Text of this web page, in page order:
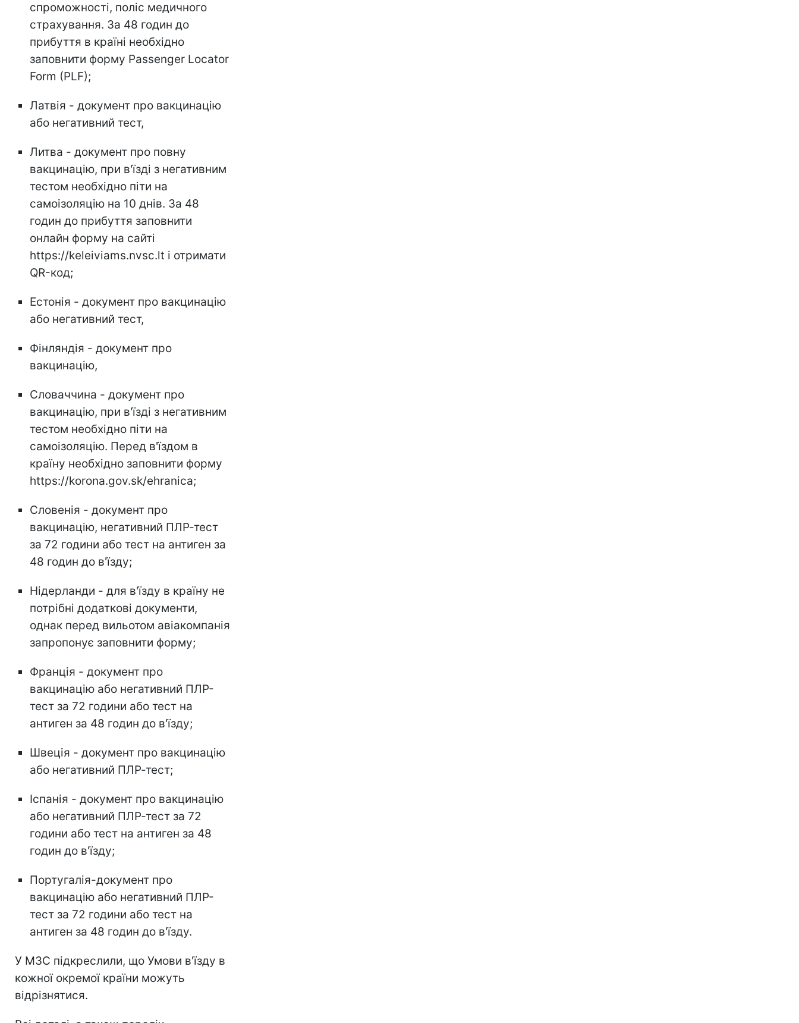
спроможності, поліс медичного
страхування. За 48 годин до
прибуття в країні необхідно
заповнити форму Passenger Locator
Form (PLF);
Латвія - документ про вакцинацію
або негативний тест,
Литва - документ про повну
вакцинацію, при в'їзді з негативним
тестом необхідно піти на
самоізоляцію на 10 днів. За 48
годин до прибуття заповнити
онлайн форму на сайті
https://keleiviams.nvsc.lt і отримати
QR-код;
Естонія - документ про вакцинацію
або негативний тест,
Фінляндія - документ про
вакцинацію,
Словаччина - документ про
вакцинацію, при в'їзді з негативним
тестом необхідно піти на
самоізоляцію. Перед в'їздом в
країну необхідно заповнити форму
https://korona.gov.sk/ehranica;
Словенія - документ про
вакцинацію, негативний ПЛР-тест
за 72 години або тест на антиген за
48 годин до в'їзду;
Нідерланди - для в'їзду в країну не
потрібні додаткові документи,
однак перед вильотом авіакомпанія
запропонує заповнити форму;
Франція - документ про
вакцинацію або негативний ПЛР-
тест за 72 години або тест на
антиген за 48 годин до в'їзду;
Швеція - документ про вакцинацію
або негативний ПЛР-тест;
Іспанія - документ про вакцинацію
або негативний ПЛР-тест за 72
години або тест на антиген за 48
годин до в'їзду;
Португалія-документ про
вакцинацію або негативний ПЛР-
тест за 72 години або тест на
антиген за 48 годин до в'їзду.
У МЗС підкреслили, що Умови в'їзду в
кожної окремої країни можуть
відрізнятися.